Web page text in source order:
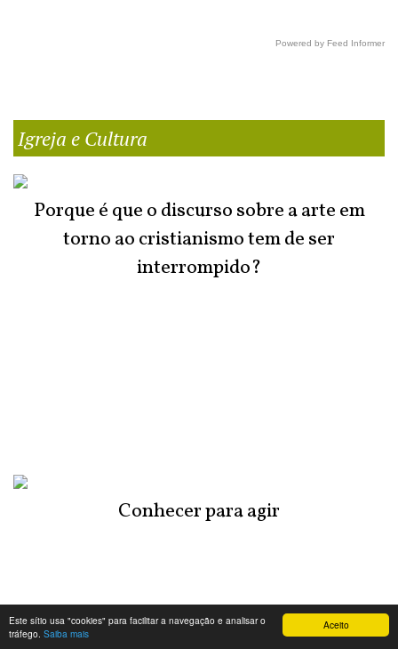
Aceito
Este sítio usa "cookies" para facilitar a navegação e analisar o
tráfego. Saiba mais
Powered by Feed Informer
Igreja e Cultura
Porque é que o discurso sobre a arte em
torno ao cristianismo tem de ser
interrompido?
Conhecer para agir